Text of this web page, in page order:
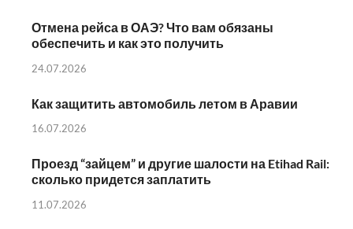
Отмена рейса в ОАЭ? Что вам обязаны
обеспечить и как это получить
24.07.2026
Как защитить автомобиль летом в Аравии
16.07.2026
Проезд “зайцем” и другие шалости на Etihad Rail:
сколько придется заплатить
11.07.2026